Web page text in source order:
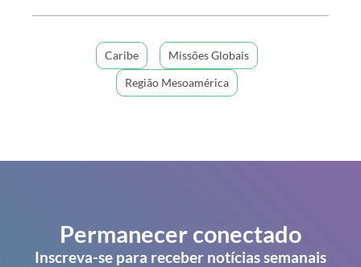
Caribe
Missões Globais
Região Mesoamérica
Permanecer conectado
Inscreva-se para receber notícias semanais